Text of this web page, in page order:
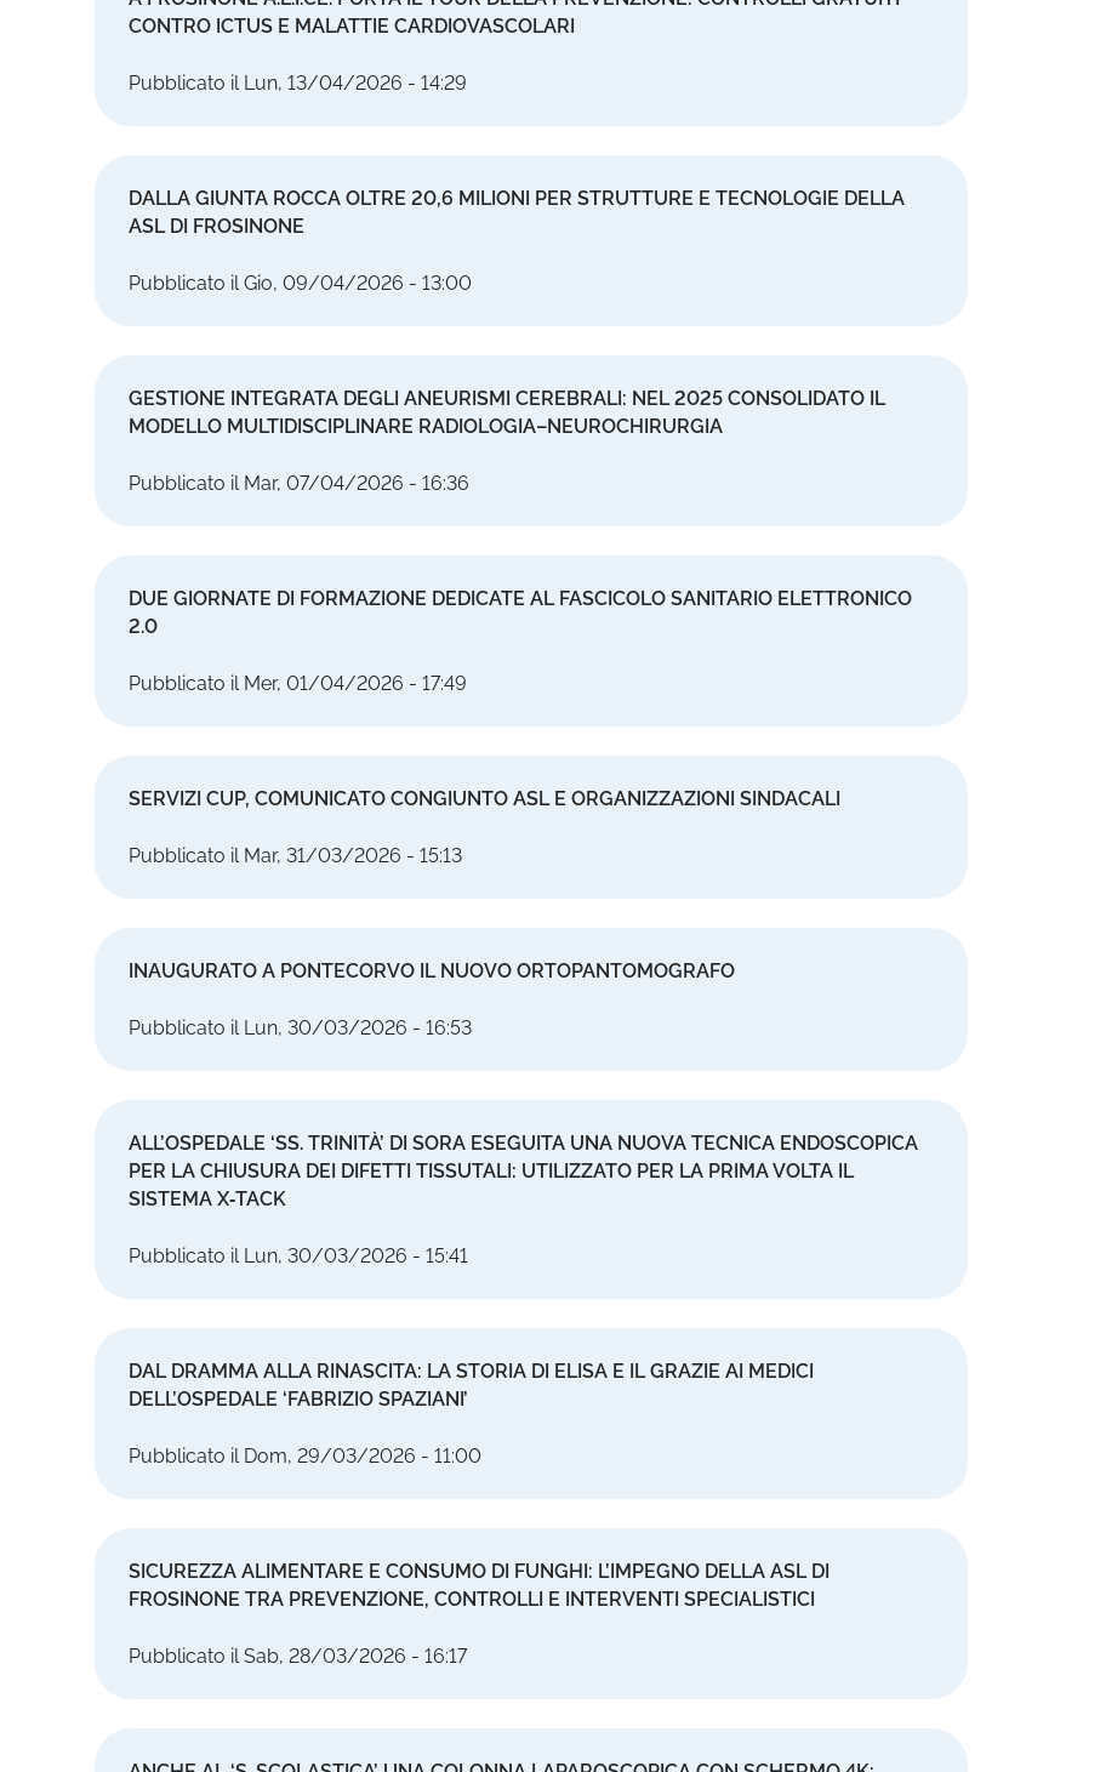
CONTRO ICTUS E MALATTIE CARDIOVASCOLARI
Pubblicato il Lun, 13/04/2026 - 14:29
DALLA GIUNTA ROCCA OLTRE 20,6 MILIONI PER STRUTTURE E TECNOLOGIE DELLA
ASL DI FROSINONE
Pubblicato il Gio, 09/04/2026 - 13:00
GESTIONE INTEGRATA DEGLI ANEURISMI CEREBRALI: NEL 2025 CONSOLIDATO IL
MODELLO MULTIDISCIPLINARE RADIOLOGIA–NEUROCHIRURGIA
Pubblicato il Mar, 07/04/2026 - 16:36
DUE GIORNATE DI FORMAZIONE DEDICATE AL FASCICOLO SANITARIO ELETTRONICO
2.0
Pubblicato il Mer, 01/04/2026 - 17:49
SERVIZI CUP, COMUNICATO CONGIUNTO ASL E ORGANIZZAZIONI SINDACALI
Pubblicato il Mar, 31/03/2026 - 15:13
INAUGURATO A PONTECORVO IL NUOVO ORTOPANTOMOGRAFO
Pubblicato il Lun, 30/03/2026 - 16:53
ALL’OSPEDALE ‘SS. TRINITÀ’ DI SORA ESEGUITA UNA NUOVA TECNICA ENDOSCOPICA
PER LA CHIUSURA DEI DIFETTI TISSUTALI: UTILIZZATO PER LA PRIMA VOLTA IL
SISTEMA X‑TACK
Pubblicato il Lun, 30/03/2026 - 15:41
DAL DRAMMA ALLA RINASCITA: LA STORIA DI ELISA E IL GRAZIE AI MEDICI
DELL’OSPEDALE ‘FABRIZIO SPAZIANI’
Pubblicato il Dom, 29/03/2026 - 11:00
SICUREZZA ALIMENTARE E CONSUMO DI FUNGHI: L’IMPEGNO DELLA ASL DI
FROSINONE TRA PREVENZIONE, CONTROLLI E INTERVENTI SPECIALISTICI
Pubblicato il Sab, 28/03/2026 - 16:17